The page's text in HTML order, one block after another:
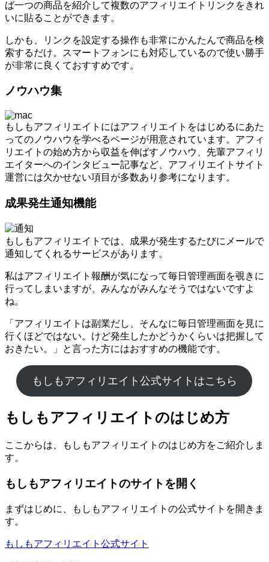
ば一つの商品を紹介して複数のアフィリエイトリンクをきれ
いに貼ることができます。
しかも、リンクを設定する操作も非常にかんたんで商品を検
索するだけ。スマートフォンにも対応しているので使い勝手
が非常に良くておすすめです。
ノウハウ集
もしもアフィリエイトにはアフィリエイトをはじめるにあた
ってのノウハウを学べるページが用意されています。アフィ
リエイトの始め方から収益を伸ばすノウハウ、先輩アフィリ
エイターへのインタビュー記事など、アフィリエイトサイト
運営には欠かせない項目が多数あり参考になります。
成果発生通知機能
もしもアフィリエイトでは、成果が発生するたびにメールで
通知してくれるサービスがあります。
私はアフィリエイト報酬が気になって毎日管理画面を覗きに
行ってしまいますが、みんながみんなそうではないですよ
ね。
「アフィリエイトは副業だし、そんなに毎日管理画面を見に
行くほどではない。けど発生したかどうかくらいは把握して
おきたい。」と言った方にはおすすめの機能です。
もしもアフィリエイト公式サイトはこちら
もしもアフィリエイトのはじめ方
ここからは、もしもアフィリエイトのはじめ方をご紹介しま
す。
もしもアフィリエイトのサイトを開く
まずはじめに、もしもアフィリエイトの公式サイトを開きま
す。
もしもアフィリエイト公式サイト